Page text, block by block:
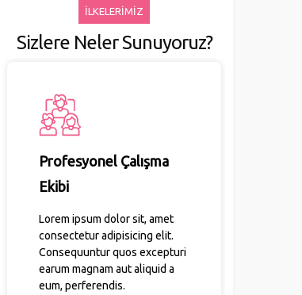
İLKELERİMİZ
Sizlere Neler Sunuyoruz?
Profesyonel Çalışma
Ekibi
Lorem ipsum dolor sit, amet
consectetur adipisicing elit.
Consequuntur quos excepturi
earum magnam aut aliquid a
eum, perferendis.